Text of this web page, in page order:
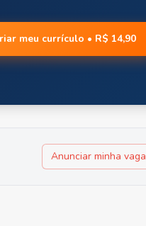
meu currículo • R$ 14,90
Anunciar minha vaga